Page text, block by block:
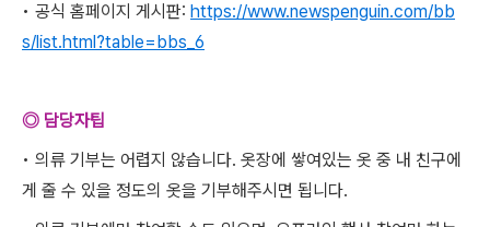
• 공식 홈페이지 게시판: https://www.newspenguin.com/bb
s/list.html?table=bbs_6
◎ 담당자팁
• 의류 기부는 어렵지 않습니다. 옷장에 쌓여있는 옷 중 내 친구에
게 줄 수 있을 정도의 옷을 기부해주시면 됩니다.